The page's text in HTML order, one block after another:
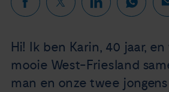
Doneer nu
Nieuws
Steun ons
Hi! Ik ben Karin, 40 jaar,
mooie West-Friesland
man en onze twee jongens